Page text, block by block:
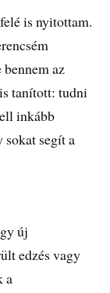
is nyitottam.
az
tanított: tudni
inkább
sokat segít a
új
edzés vagy
a